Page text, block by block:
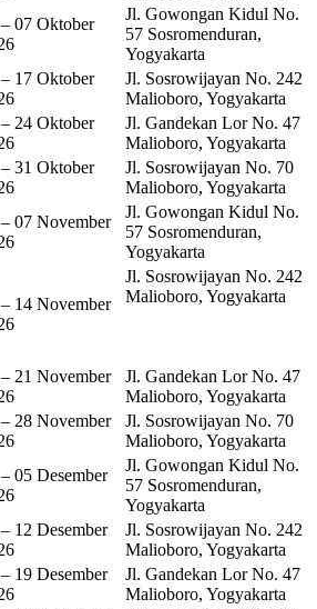
07 Oktober
Jl. Gowongan Kidul No.
57 Sosromenduran,
Yogyakarta
17 Oktober
Jl. Sosrowijayan No. 242
Malioboro, Yogyakarta
24 Oktober
Jl. Gandekan Lor No. 47
Malioboro, Yogyakarta
31 Oktober
Jl. Sosrowijayan No. 70
Malioboro, Yogyakarta
07 November
Jl. Gowongan Kidul No.
57 Sosromenduran,
Yogyakarta
14 November
Jl. Sosrowijayan No. 242
Malioboro, Yogyakarta
21 November
Jl. Gandekan Lor No. 47
Malioboro, Yogyakarta
28 November
Jl. Sosrowijayan No. 70
Malioboro, Yogyakarta
05 Desember
Jl. Gowongan Kidul No.
57 Sosromenduran,
Yogyakarta
12 Desember
Jl. Sosrowijayan No. 242
Malioboro, Yogyakarta
19 Desember
Jl. Gandekan Lor No. 47
Malioboro, Yogyakarta